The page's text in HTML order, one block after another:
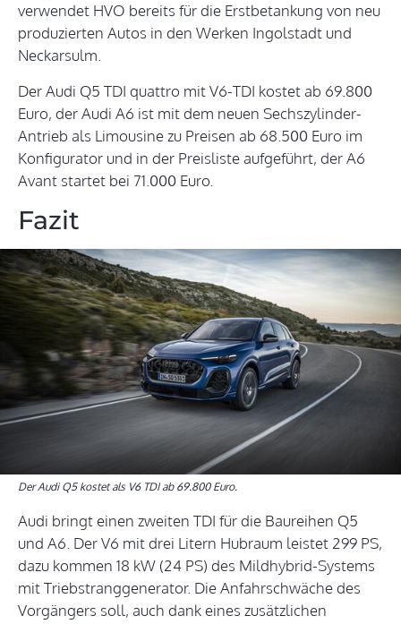
verwendet HVO bereits für die Erstbetankung von neu
produzierten Autos in den Werken Ingolstadt und
Neckarsulm.
Der Audi Q5 TDI quattro mit V6-TDI kostet ab 69.800
Euro, der Audi A6 ist mit dem neuen Sechszylinder-
Antrieb als Limousine zu Preisen ab 68.500 Euro im
Konfigurator und in der Preisliste aufgeführt, der A6
Avant startet bei 71.000 Euro.
Fazit
Der Audi Q5 kostet als V6 TDI ab 69.800 Euro.
Audi bringt einen zweiten TDI für die Baureihen Q5
und A6. Der V6 mit drei Litern Hubraum leistet 299 PS,
dazu kommen 18 kW (24 PS) des Mildhybrid-Systems
mit Triebstranggenerator. Die Anfahrschwäche des
Vorgängers soll, auch dank eines zusätzlichen